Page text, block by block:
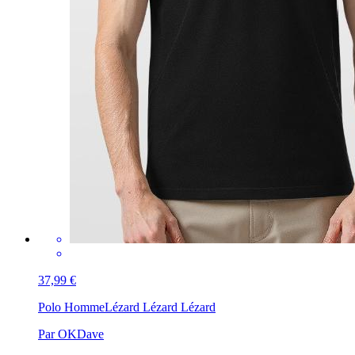
37,99 €
Polo HommeLézard Lézard Lézard
Par OKDave